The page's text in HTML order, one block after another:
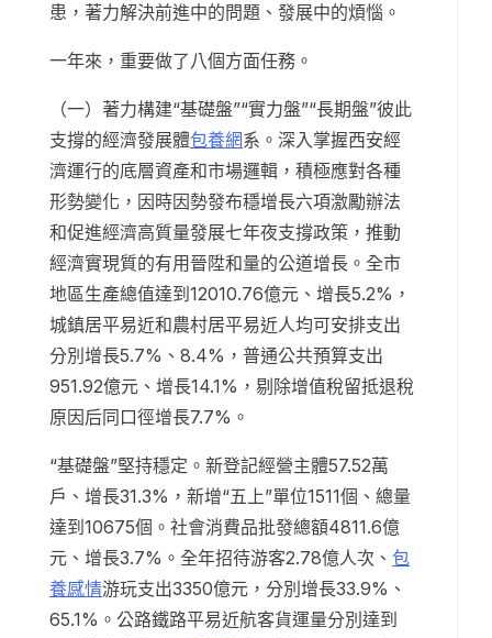
患，著力解決前進中的問題、發展中的煩惱。
一年來，重要做了八個方面任務。
（一）著力構建“基礎盤”“實力盤”“長期盤”彼此
支撐的經濟發展體包養網系。深入掌握西安經
濟運行的底層資產和市場邏輯，積極應對各種
形勢變化，因時因勢發布穩增長六項激勵辦法
和促進經濟高質量發展七年夜支撐政策，推動
經濟實現質的有用晉陞和量的公道增長。全市
地區生產總值達到12010.76億元、增長5.2%，
城鎮居平易近和農村居平易近人均可安排支出
分別增長5.7%、8.4%，普通公共預算支出
951.92億元、增長14.1%，剔除增值稅留抵退稅
原因后同口徑增長7.7%。
“基礎盤”堅持穩定。新登記經營主體57.52萬
戶、增長31.3%，新增“五上”單位1511個、總量
達到10675個。社會消費品批發總額4811.6億
元、增長3.7%。全年招待游客2.78億人次、 包
養感情游玩支出3350億元，分別增長33.9%、
65.1%。公路鐵路平易近航客貨運量分別達到